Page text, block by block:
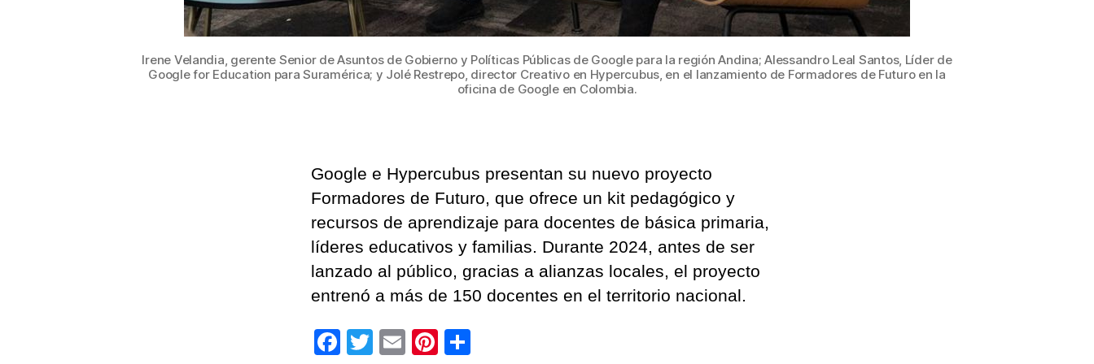
Irene Velandia, gerente Senior de Asuntos de Gobierno y Políticas Públicas de Google para la región Andina; Alessandro Leal Santos, Líder de
Google for Education para Suramérica; y Jolé Restrepo, director Creativo en Hypercubus, en el lanzamiento de Formadores de Futuro en la
oficina de Google en Colombia.
Google e Hypercubus presentan su nuevo proyecto
Formadores de Futuro, que ofrece un kit pedagógico y
recursos de aprendizaje para docentes de básica primaria,
líderes educativos y familias. Durante 2024, antes de ser
lanzado al público, gracias a alianzas locales, el proyecto
entrenó a más de 150 docentes en el territorio nacional.
F
T
E
Pi